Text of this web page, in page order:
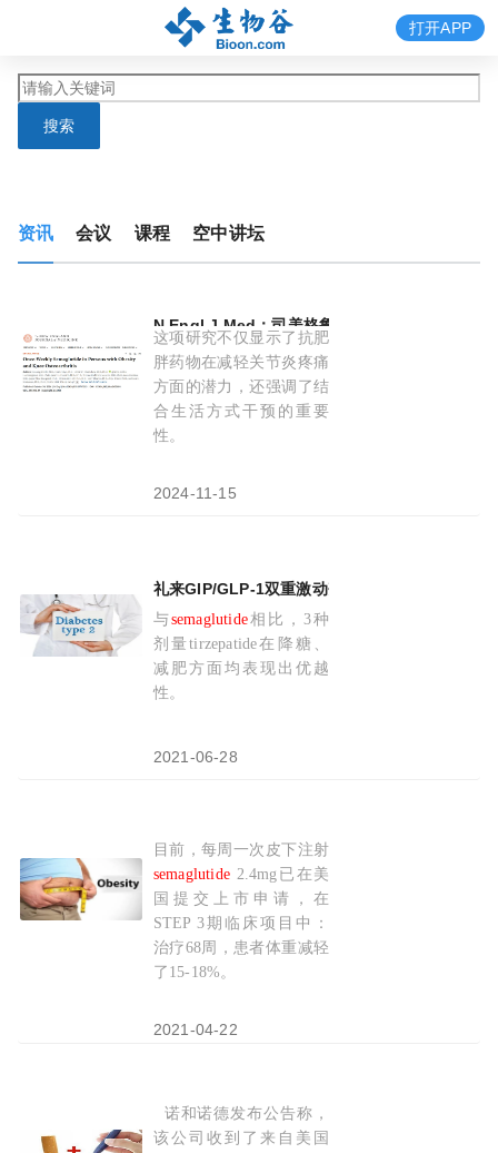
搜索
打开APP
资讯 会议 课程 空中讲坛
N Engl J Med：司美格鲁肽（
这项研究不仅显示了抗肥
胖药物在减轻关节炎疼痛
方面的潜力，还强调了结
合生活方式干预的重要
性。
2024-11-15
礼来GIP/GLP-1双重激动剂tirzepatide：降糖/降
与semaglutide相比，3种
剂量tirzepatide在降糖、
减肥方面均表现出优越
性。
2021-06-28
诺和诺德GLP-1激动剂semaglutide
目前，每周一次皮下注射
semaglutide 2.4mg已在美
国提交上市申请，在
STEP 3期临床项目中：
治疗68周，患者体重减轻
了15-18%。
2021-04-22
诺和诺德高剂量semaglutide
诺和诺德发布公告称，
该公司收到了来自美国